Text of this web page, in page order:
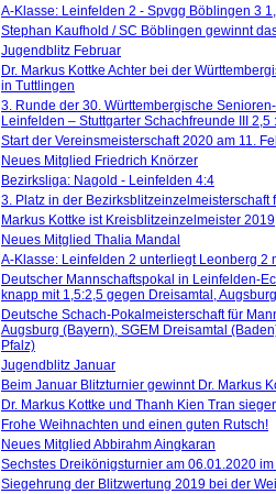
A-Klasse: Leinfelden 2 - Spvgg Böblingen 3
Stephan Kaufhold / SC Böblingen gewinnt
Jugendblitz Februar
Dr. Markus Kottke Achter bei der
in Tuttlingen
3. Runde der 30. Württembergische
Leinfelden – Stuttgarter Schachfreunde III 2,5
Start der Vereinsmeisterschaft 2020 am 11.
Neues Mitglied Friedrich Knörzer
Bezirksliga: Nagold - Leinfelden 4:4
3. Platz in der Bezirksblitzeinzelmeisterschaft
Markus Kottke ist Kreisblitzeinzelmeister 2019
Neues Mitglied Thalia Mandal
A-Klasse: Leinfelden 2 unterliegt Leonberg 2
Deutscher Mannschaftspokal in Leinfelden-
knapp mit 1,5:2,5 gegen Dreisamtal,
Deutsche Schach-Pokalmeisterschaft für
Augsburg (Bayern), SGEM Dreisamtal
Pfalz)
Jugendblitz Januar
Beim Januar Blitzturnier gewinnt Dr. Markus
Dr. Markus Kottke und Thanh Kien Tran
Frohe Weihnachten und einen guten Rutsch!
Neues Mitglied Abbirahm Aingkaran
Sechstes Dreikönigsturnier am 06.01.2020
Siegehrung der Blitzwertung 2019 bei der